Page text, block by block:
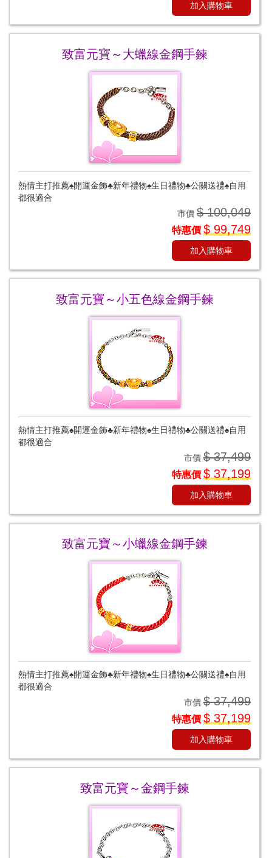
加入購物車
致富元寶～大蠟線金鋼手鍊
熱情主打推薦♠開運金飾♣新年禮物♠生日禮物♣公關送禮♠自用
都很適合
市價 $ 100,049
特惠價 $ 99,749
加入購物車
致富元寶～小五色線金鋼手鍊
熱情主打推薦♠開運金飾♣新年禮物♠生日禮物♣公關送禮♠自用
都很適合
市價 $ 37,499
特惠價 $ 37,199
加入購物車
致富元寶～小蠟線金鋼手鍊
熱情主打推薦♠開運金飾♣新年禮物♠生日禮物♣公關送禮♠自用
都很適合
市價 $ 37,499
特惠價 $ 37,199
加入購物車
致富元寶～金鋼手鍊